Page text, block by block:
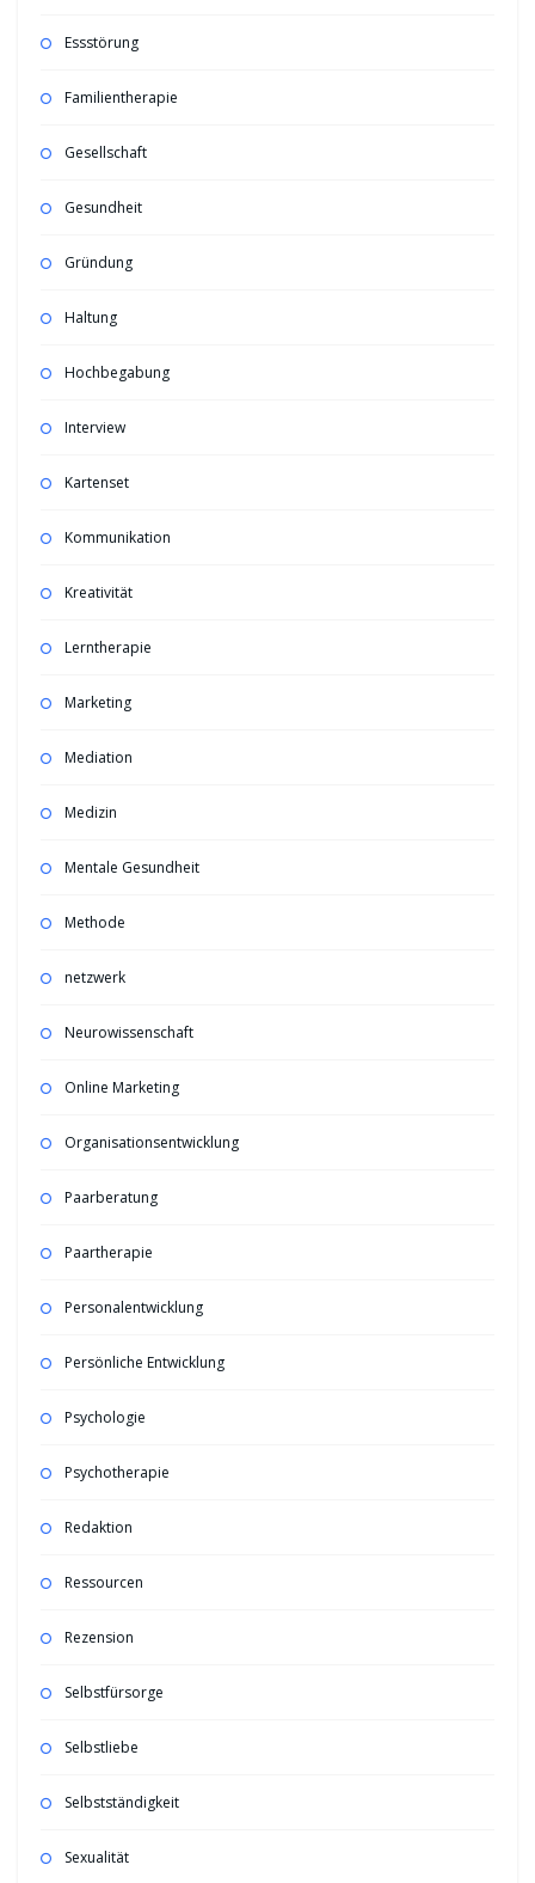
Essstörung
Familientherapie
Gesellschaft
Gesundheit
Gründung
Haltung
Hochbegabung
Interview
Kartenset
Kommunikation
Kreativität
Lerntherapie
Marketing
Mediation
Medizin
Mentale Gesundheit
Methode
netzwerk
Neurowissenschaft
Online Marketing
Organisationsentwicklung
Paarberatung
Paartherapie
Personalentwicklung
Persönliche Entwicklung
Psychologie
Psychotherapie
Redaktion
Ressourcen
Rezension
Selbstfürsorge
Selbstliebe
Selbstständigkeit
Sexualität